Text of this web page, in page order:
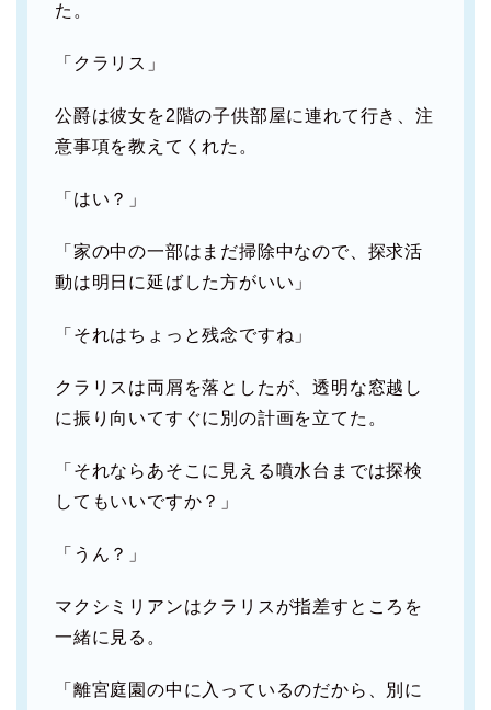
た。
「クラリス」
公爵は彼女を2階の子供部屋に連れて行き、注
意事項を教えてくれた。
「はい？」
「家の中の一部はまだ掃除中なので、探求活
動は明日に延ばした方がいい」
「それはちょっと残念ですね」
クラリスは両屑を落としたが、透明な窓越し
に振り向いてすぐに別の計画を立てた。
「それならあそこに見える噴水台までは探検
してもいいですか？」
「うん？」
マクシミリアンはクラリスが指差すところを
一緒に見る。
「離宮庭園の中に入っているのだから、別に